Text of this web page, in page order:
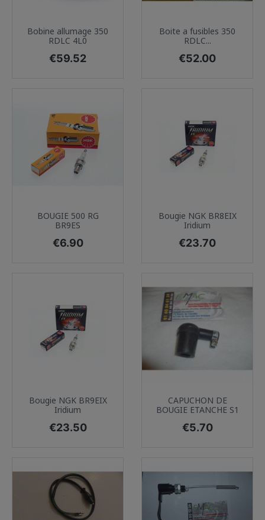
Bobine allumage 350
RDLC 4L0
Price
€59.52
Boite a fusibles 350
RDLC...
Price
€52.00
BOUGIE 500 RG
BR9ES
Price
€6.90
Bougie NGK BR8EIX
Iridium
Price
€23.70
Bougie NGK BR9EIX
Iridium
Price
€23.50
CAPUCHON DE
BOUGIE ETANCHE S1
Price
€5.70